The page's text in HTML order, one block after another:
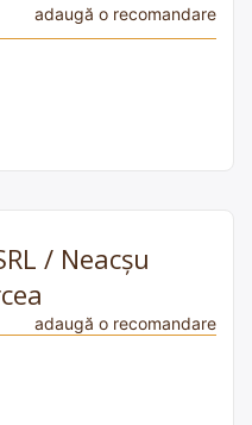
adaugă o recomandare
/ Neacșu
adaugă o recomandare